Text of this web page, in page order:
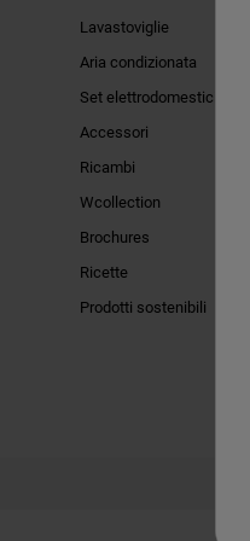
Lavastoviglie
Aria condizionata
Set elettrodomestici
Accessori
Ricambi
Wcollection
Brochures
Ricette
Prodotti sostenibili